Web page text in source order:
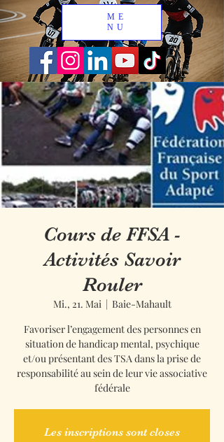
ME
NU
Cours de FFSA -
Activités Savoir
Rouler
Mi., 21. Mai
  |
Baie-Mahault
Favoriser l’engagement des personnes en
situation de handicap mental, psychique
et/ou présentant des TSA dans la prise de
responsabilité au sein de leur vie associative
fédérale
Les inscriptions sont closes